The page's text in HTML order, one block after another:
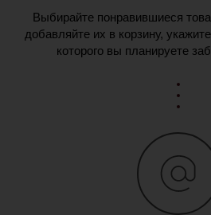
Выбирайте понравившиеся
добавляйте их в корзину,
которого вы планируете